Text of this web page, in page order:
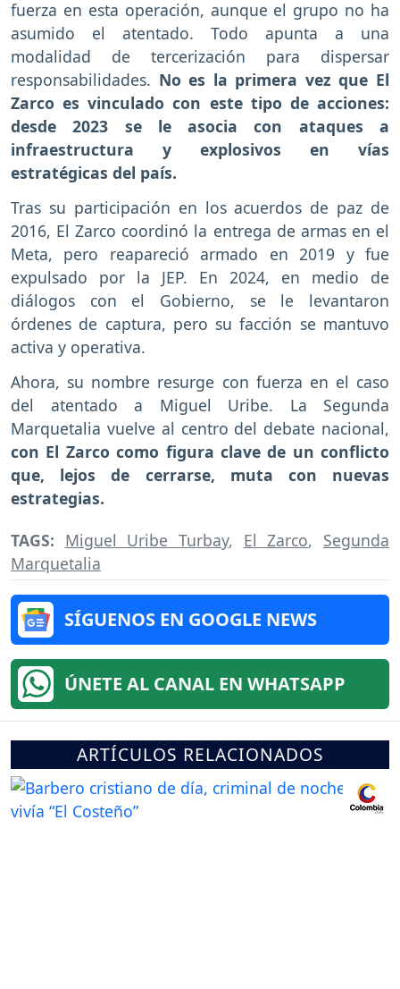
fuerza en esta operación, aunque el grupo no ha
asumido el atentado. Todo apunta a una
modalidad de tercerización para dispersar
responsabilidades. No es la primera vez que El
Zarco es vinculado con este tipo de acciones:
desde 2023 se le asocia con ataques a
infraestructura y explosivos en vías
estratégicas del país.
Tras su participación en los acuerdos de paz de
2016, El Zarco coordinó la entrega de armas en el
Meta, pero reapareció armado en 2019 y fue
expulsado por la JEP. En 2024, en medio de
diálogos con el Gobierno, se le levantaron
órdenes de captura, pero su facción se mantuvo
activa y operativa.
Ahora, su nombre resurge con fuerza en el caso
del atentado a Miguel Uribe. La Segunda
Marquetalia vuelve al centro del debate nacional,
con El Zarco como figura clave de un conflicto
que, lejos de cerrarse, muta con nuevas
estrategias.
TAGS: Miguel Uribe Turbay, El Zarco, Segunda
Marquetalia
SÍGUENOS EN GOOGLE NEWS
ÚNETE AL CANAL EN WHATSAPP
ARTÍCULOS RELACIONADOS